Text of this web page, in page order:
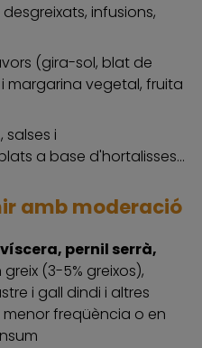
infusions,
(gira-sol, blat de
margarina vegetal, fruita
salses i
a base d'hortalisses...
amb moderació
pernil serrà,
(3-5% greixos),
i gall dindi i altres
freqüència o en